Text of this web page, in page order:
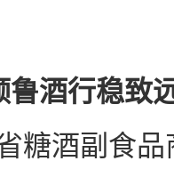
鲁酒行稳致
糖酒副食